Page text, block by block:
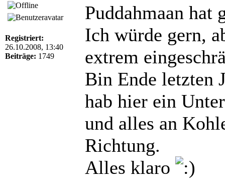
Registriert:
26.10.2008, 13:40
Beiträge: 1749
Puddahmaan hat
Ich würde gern,
extrem
Bin Ende letzten
hab hier ein
und alles an
Richtung.
Alles klaro